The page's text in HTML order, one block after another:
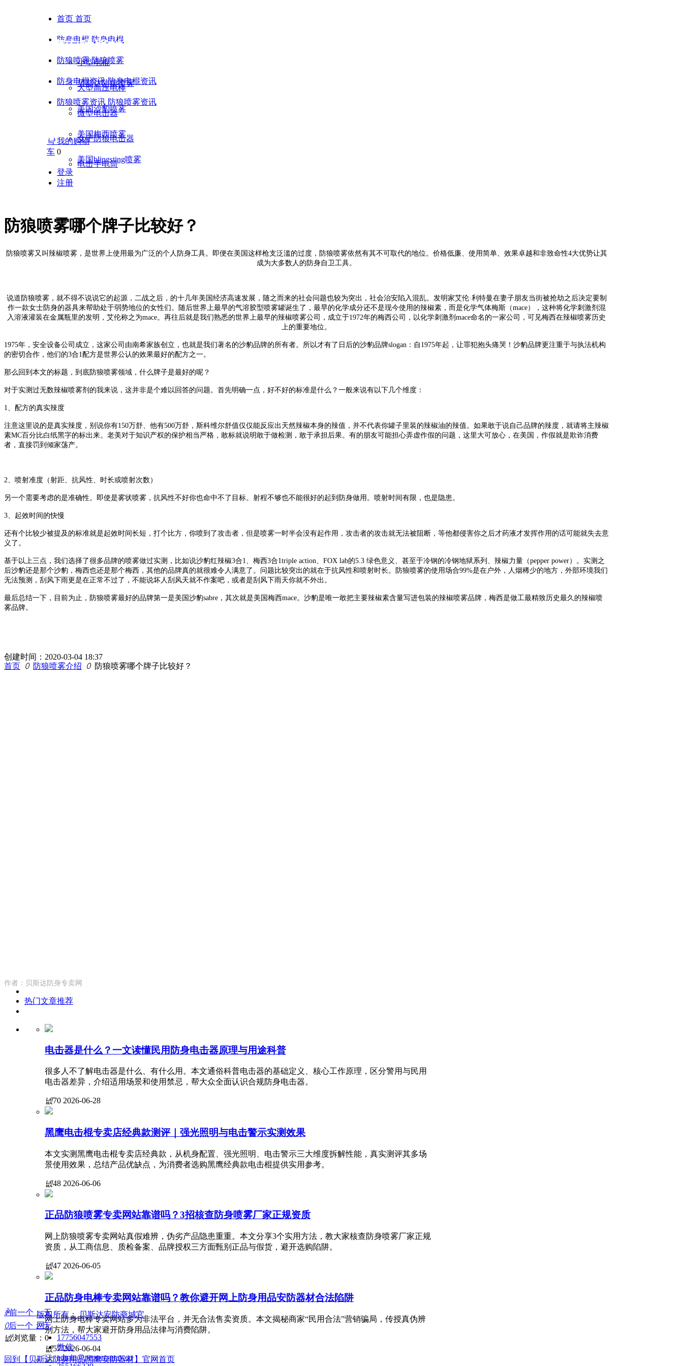
首页 首页
防身电棍 防身电棍
小型电棍
大型高压电棒
微型电击器
女子防狼电击器
电击手电筒
防狼喷雾 防狼喷雾
贝斯达防狼喷雾
美国沙豹喷雾
美国梅西喷雾
美国blingsting喷雾
防身电棍资讯 防身电棍资讯
防狼喷雾资讯 防狼喷雾资讯
黑鹰安防器材 | 贝斯达合法防身用品专卖网
낙我的购物
车 0
登录
注册
防狼喷雾哪个牌子比较好？
防狼喷雾又叫辣椒喷雾，是世界上使用最为广泛的个人防身工具。即便在美国这样枪支泛滥的过度，防狼喷雾依然有其不可取代的地位。价格低廉、使用简单、效果卓越和非致命性4大优势让其
成为大多数人的防身自卫工具。
说道防狼喷雾，就不得不说说它的起源，二战之后，的十几年美国经济高速发展，随之而来的社会问题也较为突出，社会治安陷入混乱。发明家艾伦·利特曼在妻子朋友当街被抢劫之后决定要制
作一款女士防身的器具来帮助处于弱势地位的女性们。随后世界上最早的气溶胶型喷雾罐诞生了，最早的化学成分还不是现今使用的辣椒素，而是化学气体梅斯（mace），这种将化学刺激剂混
入溶液灌装在金属瓶里的发明，艾伦称之为mace。再往后就是我们熟悉的世界上最早的辣椒喷雾公司，成立于1972年的梅西公司，以化学刺激剂mace命名的一家公司，可见梅西在辣椒喷雾历史
上的重要地位。
1975年，安全设备公司成立，这家公司由南希家族创立，也就是我们著名的沙豹品牌的所有者。所以才有了日后的沙豹品牌slogan：自1975年起，让罪犯抱头痛哭！沙豹品牌更注重于与执法机构
的密切合作，他们的3合1配方是世界公认的效果最好的配方之一。
那么回到本文的标题，到底防狼喷雾领域，什么牌子是最好的呢？
对于实测过无数辣椒喷雾剂的我来说，这并非是个难以回答的问题。首先明确一点，好不好的标准是什么？一般来说有以下几个维度：
1、配方的真实辣度
注意这里说的是真实辣度，别说你有150万舒、他有500万舒，斯科维尔舒值仅仅能反应出天然辣椒本身的辣值，并不代表你罐子里装的辣椒油的辣值。如果敢于说自己品牌的辣度，就请将主辣椒
素MC百分比白纸黑字的标出来。老美对于知识产权的保护相当严格，敢标就说明敢于做检测，敢于承担后果。有的朋友可能担心弄虚作假的问题，这里大可放心，在美国，作假就是欺诈消费
者，直接罚到倾家荡产。
2、喷射准度（射距、抗风性、时长或喷射次数）
另一个需要考虑的是准确性。即使是雾状喷雾，抗风性不好你也命中不了目标。射程不够也不能很好的起到防身做用。喷射时间有限，也是隐患。
3、起效时间的快慢
还有个比较少被提及的标准就是起效时间长短，打个比方，你喷到了攻击者，但是喷雾一时半会没有起作用，攻击者的攻击就无法被阻断，等他都侵害你之后才药液才发挥作用的话可能就失去意
义了。
基于以上三点，我们选择了很多品牌的喷雾做过实测，比如说沙豹红辣椒3合1、梅西3合1triple action、FOX lab的5.3 绿色意义、甚至于冷钢的冷钢地狱系列、辣椒力量（pepper power）。实测之
后沙豹还是那个沙豹，梅西也还是那个梅西，其他的品牌真的就很难令人满意了。问题比较突出的就在于抗风性和喷射时长。防狼喷雾的使用场合99%是在户外，人烟稀少的地方，外部环境我们
无法预测，刮风下雨更是在正常不过了，不能说坏人刮风天就不作案吧，或者是刮风下雨天你就不外出。
最后总结一下，目前为止，防狼喷雾最好的品牌第一是美国沙豹sabre，其次就是美国梅西mace。沙豹是唯一敢把主要辣椒素含量写进包装的辣椒喷雾品牌，梅西是做工最精致历史最久的辣椒喷
雾品牌。
创建时间： 2020-03-04 18:37
首页 ꄲ 防狼喷雾介绍 ꄲ 防狼喷雾哪个牌子比较好？
作者：贝斯达防身专卖网
热门文章推荐
电击器是什么？一文读懂民用防身电击器原理与用途科普
很多人不了解电击器是什么、有什么用。本文通俗科普电击器的基础定义、核心工作原理，区分警用与民用
电击器差异，介绍适用场景和使用禁忌，帮大众全面认识合规防身电击器。
넶70 2026-06-28
黑鹰电击棍专卖店经典款测评｜强光照明与电击警示实测效果
本文实测黑鹰电击棍专卖店经典款，从机身配置、强光照明、电击警示三大维度拆解性能，真实测评其多场
景使用效果，总结产品优缺点，为消费者选购黑鹰经典款电击棍提供实用参考。
넶48 2026-06-06
正品防狼喷雾专卖网站靠谱吗？3招核查防身喷雾厂家正规资质
网上防狼喷雾专卖网站真假难辨，伪劣产品隐患重重。本文分享3个实用方法，教大家核查防身喷雾厂家正规
资质，从工商信息、质检备案、品牌授权三方面甄别正品与假货，避开选购陷阱。
넶47 2026-06-05
正品防身电棒专卖网站靠谱吗？教你避开网上防身用品安防器材合法陷阱
网上防身电棒专卖网站多为非法平台，并无合法售卖资质。本文揭秘商家“民用合法”营销骗局，传授真伪辨
别方法，帮大家避开防身用品法律与消费陷阱。
넶57 2026-06-04
ꄴ前一个： 无
ꄲ后一个： 无
넶浏览量： 0
回到【贝斯达防身用品黑鹰安防器材】官网首页
版权所有： 贝斯达安防商城官
网
17756047553
微信
admin@pepperspray.cn